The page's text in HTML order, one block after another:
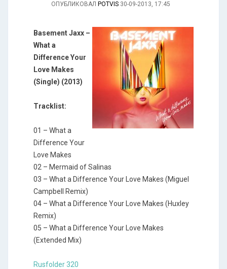
ОПУБЛИКОВАЛ POTVIS 30-09-2013, 17:45
Basement Jaxx –
What a
Difference Your
Love Makes
(Single) (2013)
Tracklist:
01 – What a
Difference Your
Love Makes
02 – Mermaid of Salinas
03 – What a Difference Your Love Makes (Miguel
Campbell Remix)
04 – What a Difference Your Love Makes (Huxley
Remix)
05 – What a Difference Your Love Makes
(Extended Mix)
Rusfolder 320